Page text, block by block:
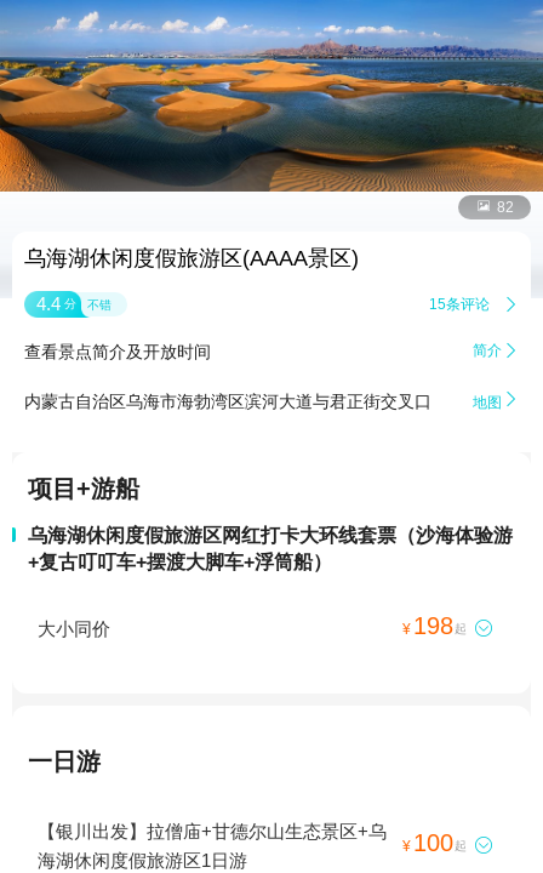
 82
乌海湖休闲度假旅游区(AAAA景区)
4.4 分 不错 15条评论 
查看景点简介及开放时间 简介 
内蒙古自治区乌海市海勃湾区滨河大道与君正街交叉口 地图 
项目+游船
乌海湖休闲度假旅游区网红打卡大环线套票（沙海体验游
+复古叮叮车+摆渡大脚车+浮筒船）
大小同价 ¥ 198起 
一日游
【银川出发】拉僧庙+甘德尔山生态景区+乌
海湖休闲度假旅游区1日游
¥ 100起 
